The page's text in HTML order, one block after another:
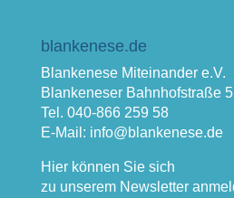
blankenese.de
Blankenese Miteinander e.V.
Blankeneser Bahnhofstraße 5
Tel. 040-866 259 58
E-Mail: info@blankenese.de
Hier können Sie sich
zu unserem Newsletter